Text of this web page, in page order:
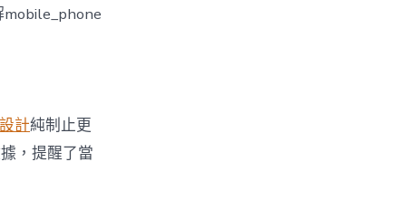
計純制止更
，提醒了當